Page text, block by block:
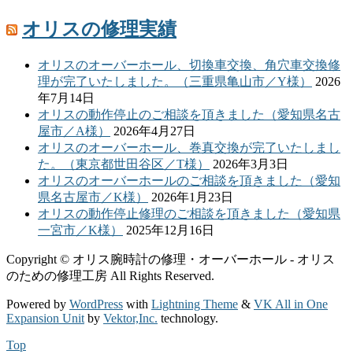
オリスの修理実績
オリスのオーバーホール、切換車交換、角穴車交換修
理が完了いたしました。（三重県亀山市／Y様）
2026
年7月14日
オリスの動作停止のご相談を頂きました（愛知県名古
屋市／A様）
2026年4月27日
オリスのオーバーホール、巻真交換が完了いたしまし
た。（東京都世田谷区／T様）
2026年3月3日
オリスのオーバーホールのご相談を頂きました（愛知
県名古屋市／K様）
2026年1月23日
オリスの動作停止修理のご相談を頂きました（愛知県
一宮市／K様）
2025年12月16日
Copyright © オリス腕時計の修理・オーバーホール - オリス
のための修理工房 All Rights Reserved.
Powered by WordPress with Lightning Theme & VK All in One
Expansion Unit by Vektor,Inc. technology.
Top